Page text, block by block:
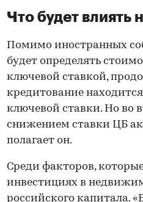
Что будет влиять
Помимо иностранных
будет определять
ключевой ставкой,
кредитование
ключевой ставки. Но во
снижением ставки ЦБ
полагает он.
Среди факторов,
инвестициях в
российского капитала.